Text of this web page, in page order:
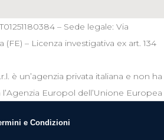
– Sede legale: Via
(FE) – Licenza investigativa ex art. 134
è un’agenzia privata italiana e non ha
Europol dell’Unione Europea
e Condizioni